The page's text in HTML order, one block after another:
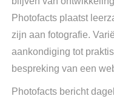
Photofacts plaatst
zijn aan fotografie.
aankondiging tot
bespreking van een
Photofacts bericht